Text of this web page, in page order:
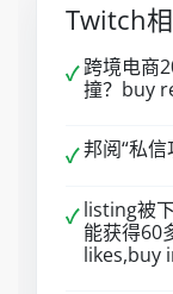
Twitch
✓ 跨境电商
撞？buy
✓邦阅“私
✓ listing被
能获得60
likes,buy